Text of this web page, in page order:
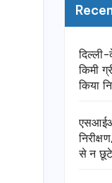
किमी
किया
से न